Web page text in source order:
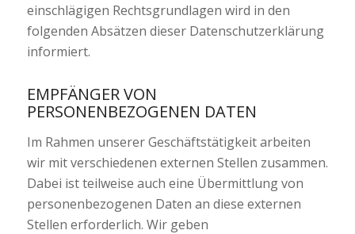
einschlägigen Rechtsgrundlagen wird in den
folgenden Absätzen dieser Datenschutzerklärung
informiert.
EMPFÄNGER VON
PERSONENBEZOGENEN DATEN
Im Rahmen unserer Geschäftstätigkeit arbeiten
wir mit verschiedenen externen Stellen zusammen.
Dabei ist teilweise auch eine Übermittlung von
personenbezogenen Daten an diese externen
Stellen erforderlich. Wir geben